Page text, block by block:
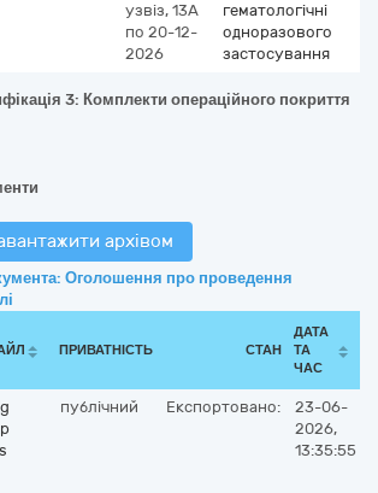
узвіз, 13А
по 20-12-
2026
гематологічні
одноразового
застосування
3: Комплекти операційного покриття
архівом
Оголошення про проведення
ПРИВАТНІСТЬ СТАН
ДАТА
ТА
ЧАС
публічний Експортовано:
23-06-
2026,
13:35:55